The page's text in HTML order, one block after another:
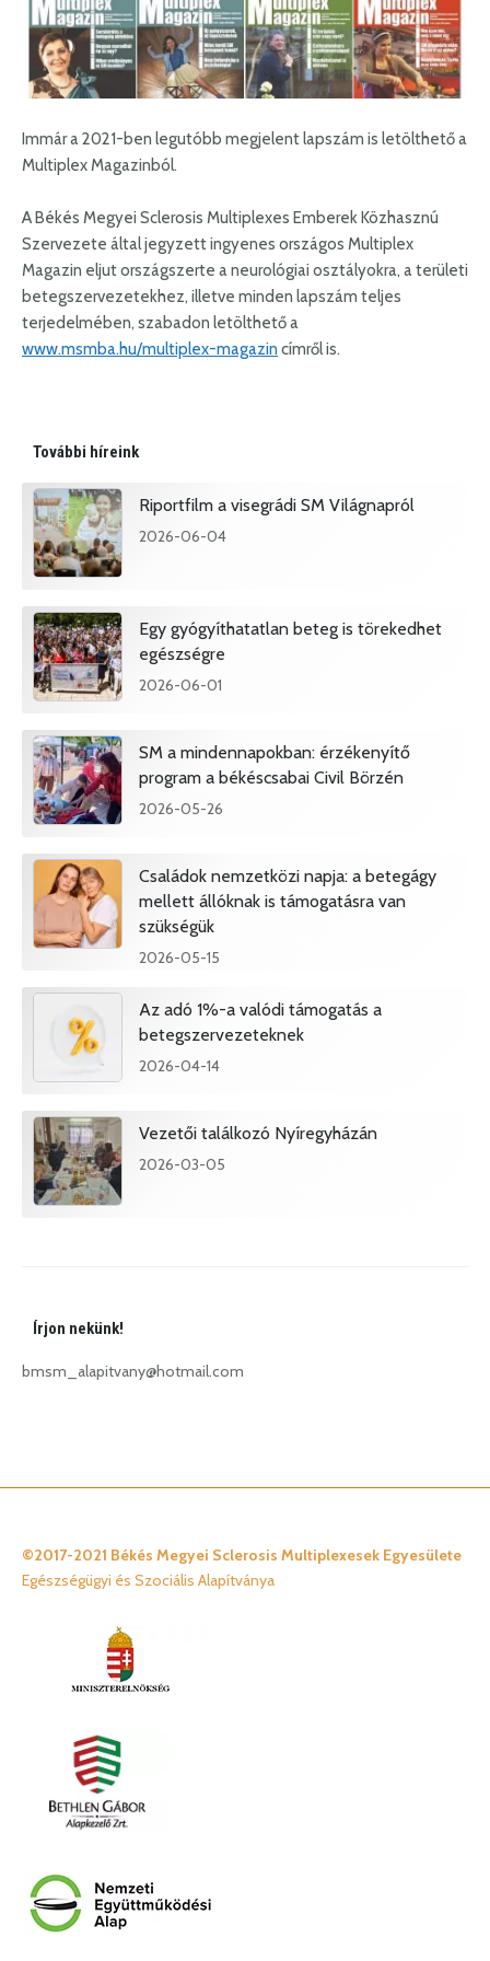
Immár a 2021-ben legutóbb megjelent lapszám is letölthető a
Multiplex Magazinból.
A Békés Megyei Sclerosis Multiplexes Emberek Közhasznú
Szervezete által jegyzett ingyenes országos Multiplex
Magazin eljut országszerte a neurológiai osztályokra, a területi
betegszervezetekhez, illetve minden lapszám teljes
terjedelmében, szabadon letölthető a
www.msmba.hu/multiplex-magazin címről is.
További híreink
Riportfilm a visegrádi SM Világnapról
2026-06-04
Egy gyógyíthatatlan beteg is törekedhet
egészségre
2026-06-01
SM a mindennapokban: érzékenyítő
program a békéscsabai Civil Börzén
2026-05-26
Családok nemzetközi napja: a betegágy
mellett állóknak is támogatásra van
szükségük
2026-05-15
Az adó 1%-a valódi támogatás a
betegszervezeteknek
2026-04-14
Vezetői találkozó Nyíregyházán
2026-03-05
Írjon nekünk!
bmsm_alapitvany@hotmail.com
©2017-2021 Békés Megyei Sclerosis Multiplexesek Egyesülete
Egészségügyi és Szociális Alapítványa